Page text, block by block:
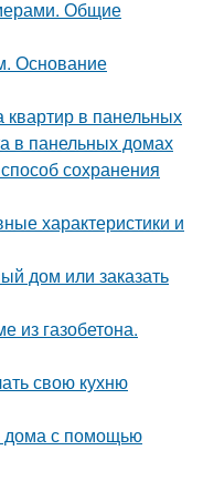
Общие
Основание
в панельных
в панельных домах
сохранения
характеристики и
дом или заказать
из газобетона.
свою кухню
дома с помощью